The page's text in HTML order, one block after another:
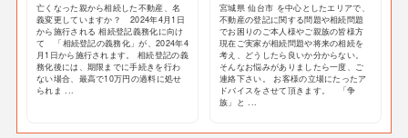
亡くなった親から相続した不動産、名
義変更していますか？ 2024年4月1日
から施行される 相続登記義務化に向け
て 「相続登記の義務化」が、2024年4
月1日から施行されます。 相続登記の義
務化後には、期限までに手続きを行わ
ない場合、最高で10万円の過料に処せ
られま ...
宮城県 仙台市 を中心としたエリアで、
不動産の登記に関する問題や相続問題
でお困りのご本人様やご親族の皆様方
現在ご実家が相続問題や将来の相続を
考え、どうしたら良いか分からない。
そんなお悩みがありましたら一度、ご
連絡下さい。 お客様の立場にたったア
ドバイスをさせて頂きます。 「争
族」と ...